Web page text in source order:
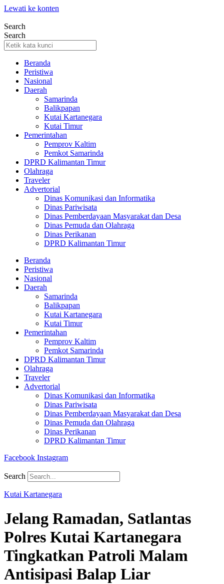
Lewati ke konten
Search
Search
Beranda
Peristiwa
Nasional
Daerah
Samarinda
Balikpapan
Kutai Kartanegara
Kutai Timur
Pemerintahan
Pemprov Kaltim
Pemkot Samarinda
DPRD Kalimantan Timur
Olahraga
Traveler
Advertorial
Dinas Komunikasi dan Informatika
Dinas Pariwisata
Dinas Pemberdayaan Masyarakat dan Desa
Dinas Pemuda dan Olahraga
Dinas Perikanan
DPRD Kalimantan Timur
Beranda
Peristiwa
Nasional
Daerah
Samarinda
Balikpapan
Kutai Kartanegara
Kutai Timur
Pemerintahan
Pemprov Kaltim
Pemkot Samarinda
DPRD Kalimantan Timur
Olahraga
Traveler
Advertorial
Dinas Komunikasi dan Informatika
Dinas Pariwisata
Dinas Pemberdayaan Masyarakat dan Desa
Dinas Pemuda dan Olahraga
Dinas Perikanan
DPRD Kalimantan Timur
Facebook Instagram
Search
Kutai Kartanegara
Jelang Ramadan, Satlantas
Polres Kutai Kartanegara
Tingkatkan Patroli Malam
Antisipasi Balap Liar